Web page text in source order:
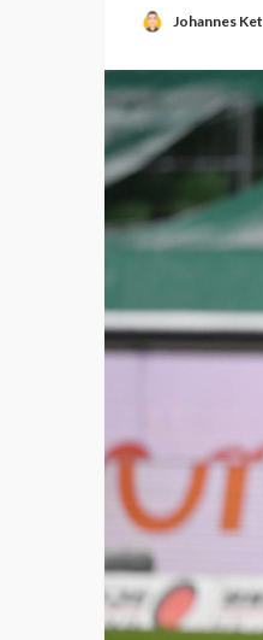
Johannes